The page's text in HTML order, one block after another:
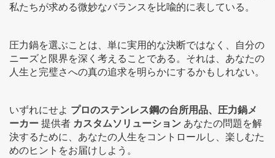
私たちが求める微妙なバランスを比喩的に表している。
圧力鍋を選ぶことは、単に実用的な決断ではなく、自分の
ニーズと限界を深く考えることである。それは、あなたの
人生と完璧さへの真の追求を明らかにするかもしれない。
いずれにせよ プロのステンレス鋼の台所用品、圧力鍋メ
ーカー 提供者 カスタムソリューション あなたの問題を解
決するために、あなたの人生をコントロールし、楽しむた
めのヒントをお届けしよう。